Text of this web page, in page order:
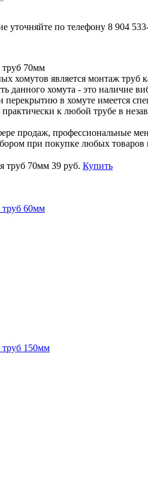
уточняйте по телефону 8 904
труб 70мм
хомутов является монтаж труб
данного хомута - это наличие
перекрытию в хомуте имеется
к любой трубе в
продаж, профессиональные
при покупке любых
труб 70мм 39 руб. Купить
труб 60мм
труб 150мм